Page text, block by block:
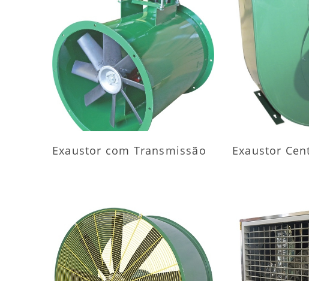
MAIS INFORMAÇÕES
Exaustor com Transmissão
MAIS